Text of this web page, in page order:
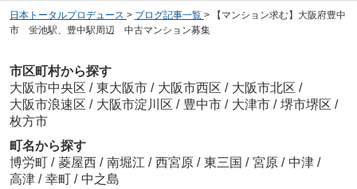
日本トータルプロデュース > ブログ記事一覧 >
【マンション求む】大阪府豊中
市 蛍池駅、豊中駅周辺 中古マンション募集
市区町村から探す
大阪市中央区 / 東大阪市 / 大阪市西区 / 大阪市北区 /
大阪市浪速区 / 大阪市淀川区 / 豊中市 / 大津市 / 堺市堺区 /
枚方市
町名から探す
博労町 / 菱屋西 / 南堀江 / 西宮原 / 東三国 / 宮原 / 中津 /
高津 / 幸町 / 中之島